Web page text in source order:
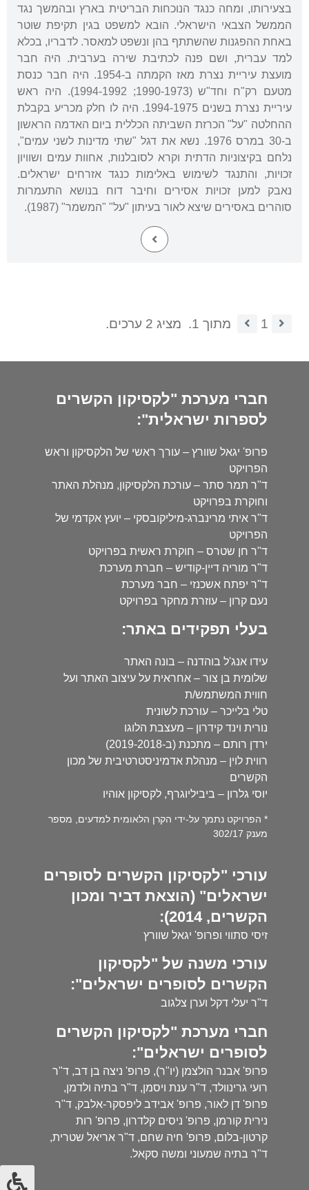
בצעירותו, ומחה כנגד הנוכחות הבריטית בארץ ובהמשך נגד
הממשל הצבאי הישראלי. הובא למשפט בגין תקיפת שוטר
באחת ההפגנות שהשתתף בהן ונשפט למאסר. לדבריו, בכלא
למד עברית, ושם פנה לכתיבת שירה בערבית. היה חבר
מועצת עיריית נצרת מאז הקמתה ב-1954. היה חבר כנסת
מטעם רק"ח וחד"ש (1990-1973; 1994-1992). היה ראש
עיריית נצרת בשנים 1994-1975. היה לו חלק מכריע בקבלת
ההחלטה "על" הכרזת השביתה הכללית ביום האדמה הראשון
ב-30 במרס 1976. נשא את דגל "שתי מדינות לשני עמים",
נלחם בקיצוניות הדתית וקרא לסובלנות, אחוות עמים ושוויון
זכויות, והתנגד לשימוש באלימות כנגד אזרחים ישראלים.
נאבק למען זכויות אסירים וחיבר דוח בנושא התעמרות
סוהרים באסירים שיצא לאור בעיתון "על" "המשמר" (1987).
1 מתוך 1. מציג 2 ערכים.
חברי מערכת "לקסיקון הקשרים
לספרות ישראלית":
פרופ' יגאל שוורץ – עורך ראשי של הלקסיקון וראש
הפרויקט
ד"ר תמר סתר – עורכת הלקסיקון, מנהלת האתר
וחוקרת בפרויקט
ד"ר איתי מרינברג-מיליקובסקי – יועץ אקדמי של
הפרויקט
ד"ר חן שטרס – חוקרת ראשית בפרויקט
ד"ר מוריה דיין-קודיש – חברת מערכת
ד"ר יפתח אשכנזי – חבר מערכת
נעם קרון – עוזרת מחקר בפרויקט
בעלי תפקידים באתר:
עידו אנג'ל בוהדנה – בונה האתר
שלומית בן צור – אחראית על עיצוב האתר ועל
חווית המשתמש/ת
טלי בלייכר – עורכת לשונית
נורית וינד קידרון – מעצבת הלוגו
ירדן רותם – מתכנת (ב-2019-2018)
רווית לוין – מנהלת אדמיניסטרטיבית של מכון
הקשרים
יוסי גלרון – ביביליוגרף, לקסיקון אוהיו
* הפרויקט נתמך על-ידי הקרן הלאומית למדעים, מספר
מענק 302/17
עורכי "לקסיקון הקשרים לסופרים
ישראלים" (הוצאת דביר ומכון
הקשרים, 2014):
זיסי סתווי ופרופ' יגאל שוורץ
עורכי משנה של "לקסיקון
הקשרים לסופרים ישראלים":
ד"ר יעלי דקל וערן צלגוב
חברי מערכת "לקסיקון הקשרים
לסופרים ישראלים":
פרופ' אבנר הולצמן (יו"ר), פרופ' ניצה בן דב, ד"ר
רועי גרינוולד, ד"ר ענת ויסמן, ד"ר בתיה ולדמן,
פרופ' דן לאור, פרופ' אבידב ליפסקר-אלבק, ד"ר
נירית קורמן, פרופ' ניסים קלדרון, פרופ' רות
קרטון-בלום, פרופ' חיה שחם, ד"ר אריאל שטרית,
ד"ר בתיה שמעוני ומשה סקאל.